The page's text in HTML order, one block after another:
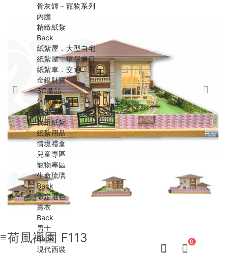
0
骨灰罈－寵物系列
內膽
精緻紙紮
Back
紙紮屋．大型自宅
紙紮屋．環保爐口
紙紮車．交通工具
金銀財寶
3C產品
休閒興趣
男用紙紮
女用紙紮
紙紮用品
情境禮盒
兒童專區
寵物專區
生命琉璃
Back
命定選色
壽衣
Back
男士
Back
現代西裝
荷風禪園 F113